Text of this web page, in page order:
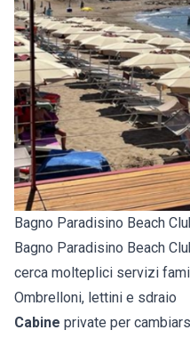
Bagno Paradisino Beach
Bagno Paradisino Beach
cerca molteplici servizi
Ombrelloni, lettini e sdraio
Cabine private per